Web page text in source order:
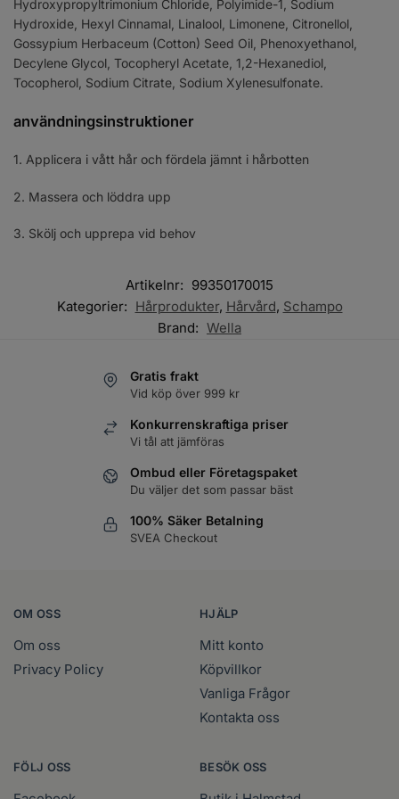
Hydroxypropyltrimonium Chloride, Polyimide-1, Sodium
Hydroxide, Hexyl Cinnamal, Linalool, Limonene, Citronellol,
Gossypium Herbaceum (Cotton) Seed Oil, Phenoxyethanol,
Decylene Glycol, Tocopheryl Acetate, 1,2-Hexanediol,
Tocopherol, Sodium Citrate, Sodium Xylenesulfonate.
användningsinstruktioner
1. Applicera i vått hår och fördela jämnt i hårbotten
2. Massera och löddra upp
3. Skölj och upprepa vid behov
Artikelnr: 99350170015
Kategorier: Hårprodukter, Hårvård, Schampo
Brand: Wella
Gratis frakt
Vid köp över 999 kr
Konkurrenskraftiga priser
Vi tål att jämföras
Ombud eller Företagspaket
Du väljer det som passar bäst
100% Säker Betalning
SVEA Checkout
OM OSS
Om oss
Privacy Policy
HJÄLP
Mitt konto
Köpvillkor
Vanliga Frågor
Kontakta oss
FÖLJ OSS BESÖK OSS